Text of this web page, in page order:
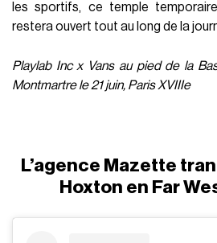
les sportifs, ce temple
restera ouvert tout au long de la
Playlab Inc x Vans au pied de la
Montmartre le 21 juin, Paris XVIIIe
L’agence Mazette
Hoxton en Far